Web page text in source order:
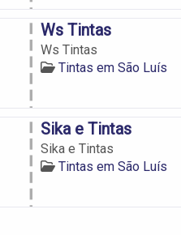
Ws Tintas
Ws Tintas
Tintas em São Luís
Sika e Tintas
Sika e Tintas
Tintas em São Luís